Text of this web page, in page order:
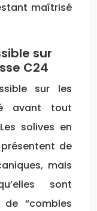
maîtrisé
sur
C24
sur les
avant tout
solives en
de
mais
sont
de “combles